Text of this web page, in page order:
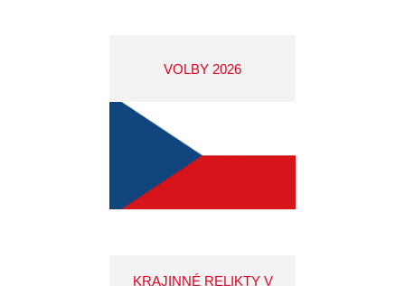
VOLBY 2026
KRAJINNÉ RELIKTY V